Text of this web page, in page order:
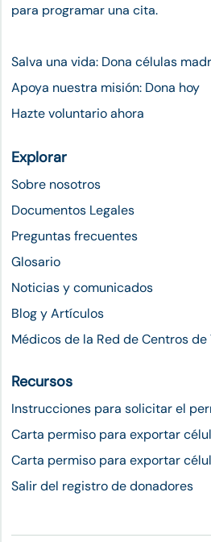
para programar una cita.
Salva una vida: Dona células
Apoya nuestra misión: Dona hoy
Hazte voluntario ahora
Explorar
Sobre nosotros
Documentos Legales
Preguntas frecuentes
Glosario
Noticias y comunicados
Blog y Artículos
Médicos de la Red de Centros
Recursos
Instrucciones para solicitar el
Carta permiso para exportar
Carta permiso para exportar
Salir del registro de donadores